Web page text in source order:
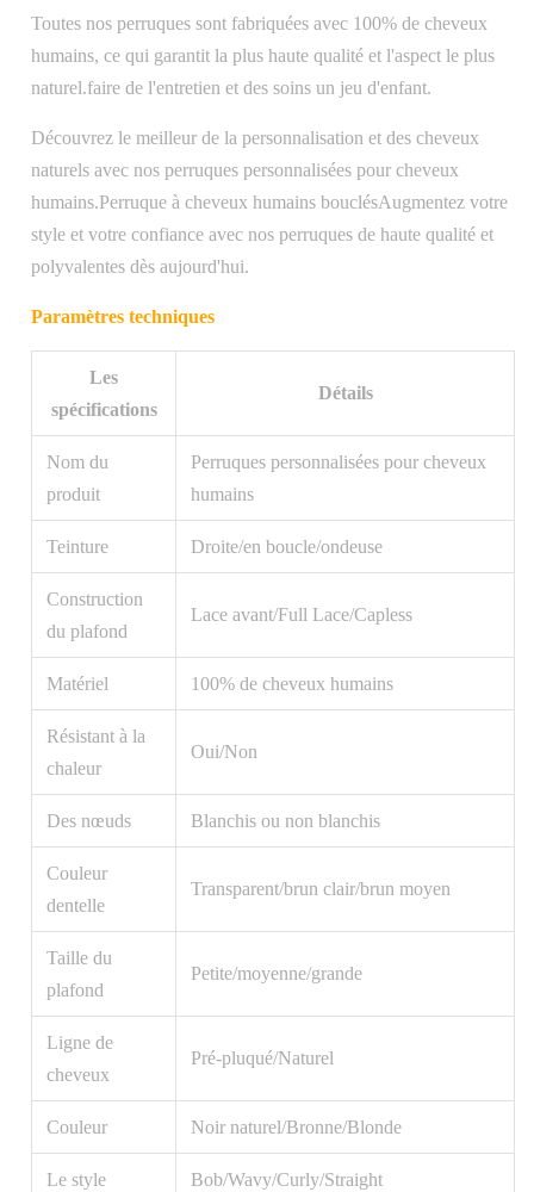
Toutes nos perruques sont fabriquées avec 100% de cheveux
humains, ce qui garantit la plus haute qualité et l'aspect le plus
naturel.faire de l'entretien et des soins un jeu d'enfant.
Découvrez le meilleur de la personnalisation et des cheveux
naturels avec nos perruques personnalisées pour cheveux
humains.Perruque à cheveux humains bouclésAugmentez votre
style et votre confiance avec nos perruques de haute qualité et
polyvalentes dès aujourd'hui.
Paramètres techniques
Les
spécifications
Détails
Nom du
produit
Perruques personnalisées pour cheveux
humains
Teinture Droite/en boucle/ondeuse
Construction
du plafond
Lace avant/Full Lace/Capless
Matériel 100% de cheveux humains
Résistant à la
chaleur
Oui/Non
Des nœuds Blanchis ou non blanchis
Couleur
dentelle
Transparent/brun clair/brun moyen
Taille du
plafond
Petite/moyenne/grande
Ligne de
cheveux
Pré-pluqué/Naturel
Couleur Noir naturel/Bronne/Blonde
Le style Bob/Wavy/Curly/Straight